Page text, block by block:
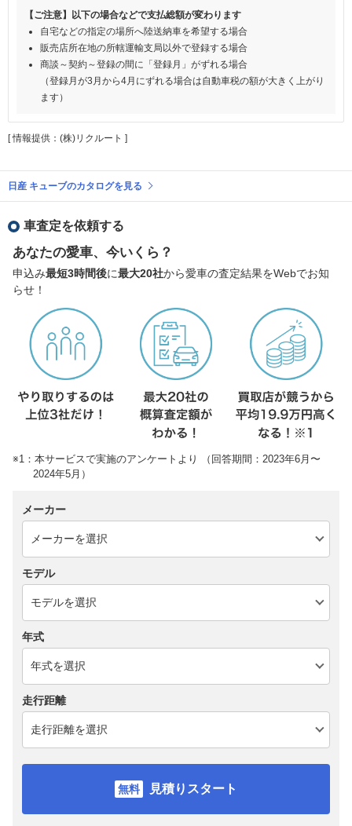
【ご注意】以下の場合などで支払総額が変わります
自宅などの指定の場所へ陸送納車を希望する場合
販売店所在地の所轄運輸支局以外で登録する場合
商談～契約～登録の間に「登録月」がずれる場合
（登録月が3月から4月にずれる場合は自動車税の額が大きく上がり
ます）
[ 情報提供：(株)リクルート ]
日産 キューブのカタログを見る
車査定を依頼する
あなたの愛車、今いくら？
申込み最短3時間後に最大20社から愛車の査定結果をWebでお知
らせ！
※1：本サービスで実施のアンケートより （回答期間：2023年6月〜
2024年5月）
メーカー
モデル
年式
走行距離
見積りスタート